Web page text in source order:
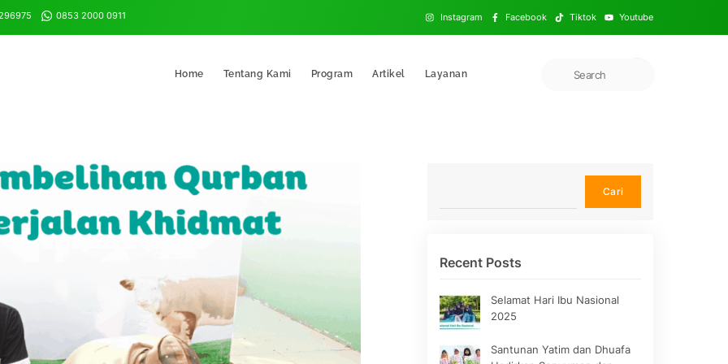
0853 2000 0911 Instagram Facebook Tiktok Youtube
Home Tentang Kami Program Artikel Layanan
Cari
Recent Posts
Selamat Hari Ibu Nasional
2025
Santunan Yatim dan Dhuafa